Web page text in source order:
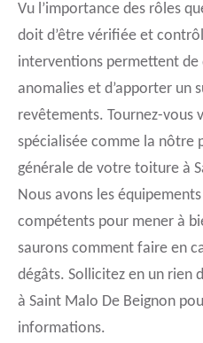
Vu l’importance des rôles
doit d’être vérifiée et
interventions permettent de
anomalies et d’apporter un
revêtements. Tournez-vous
spécialisée comme la nôtre
générale de votre toiture à
Nous avons les
compétents pour mener à
saurons comment faire en
dégâts. Sollicitez en un rien
à Saint Malo De Beignon
informations.